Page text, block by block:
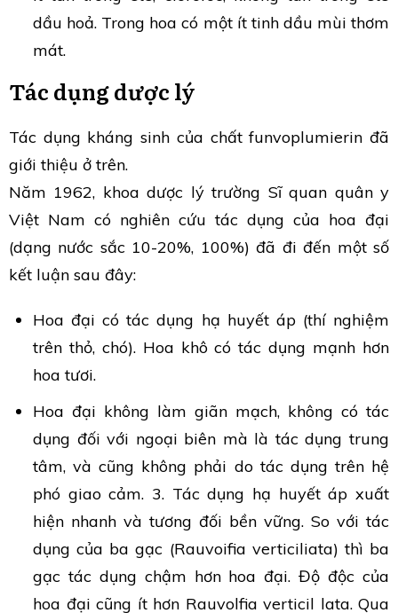
dầu hoả. Trong hoa có một ít tinh dầu mùi thơm
mát.
Tác dụng dược lý
Tác dụng kháng sinh của chất funvoplumierin đã
giới thiệu ở trên.
Năm 1962, khoa dược lý trường Sĩ quan quân y
Việt Nam có nghiên cứu tác dụng của hoa đại
(dạng nước sắc 10-20%, 100%) đã đi đến một số
kết luận sau đây:
Hoa đại có tác dụng hạ huyết áp (thí nghiệm
trên thỏ, chó). Hoa khô có tác dụng mạnh hơn
hoa tươi.
Hoa đại không làm giãn mạch, không có tác
dụng đối với ngoại biên mà là tác dụng trung
tâm, và cũng không phải do tác dụng trên hệ
phó giao cảm. 3. Tác dụng hạ huyết áp xuất
hiện nhanh và tương đối bền vững. So với tác
dụng của ba gạc (Rauvoifia verticiliata) thì ba
gạc tác dụng chậm hơn hoa đại. Độ độc của
hoa đại cũng ít hơn Rauvolfia verticil lata. Qua